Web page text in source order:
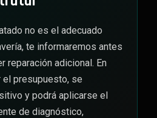
no es el adecuado
te informaremos antes
reparación adicional. En
el presupuesto, se
y podrá aplicarse el
de diagnóstico,